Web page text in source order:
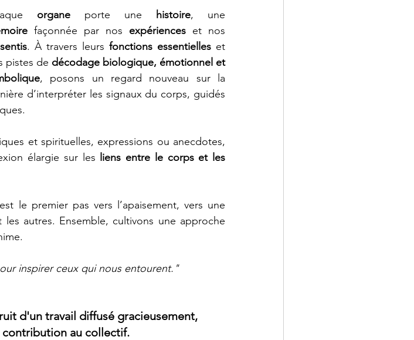
organe porte une histoire
façonnée par nos expériences
. À travers leurs fonctions essentielles et
pistes de décodage biologique, émotionnel et
, posons un regard nouveau sur la
d’interpréter les signaux du corps, guidés
et spirituelles, expressions ou anecdotes,
élargie sur les liens entre le corps et les
le premier pas vers l’apaisement, vers une
autres. Ensemble, cultivons une approche
inspirer ceux qui nous entourent."
d'un travail diffusé gracieusement,
contribution au collectif.